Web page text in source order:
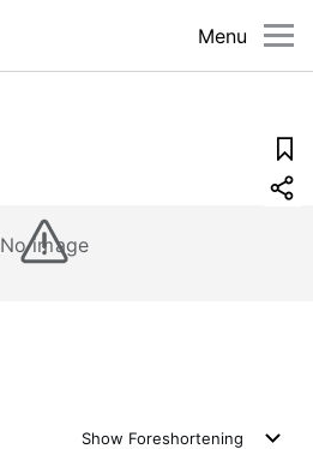
Menu
No image
Show Foreshortening